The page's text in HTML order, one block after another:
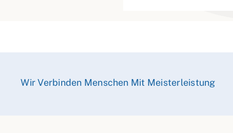
Wir Verbinden Menschen Mit Meisterleistung